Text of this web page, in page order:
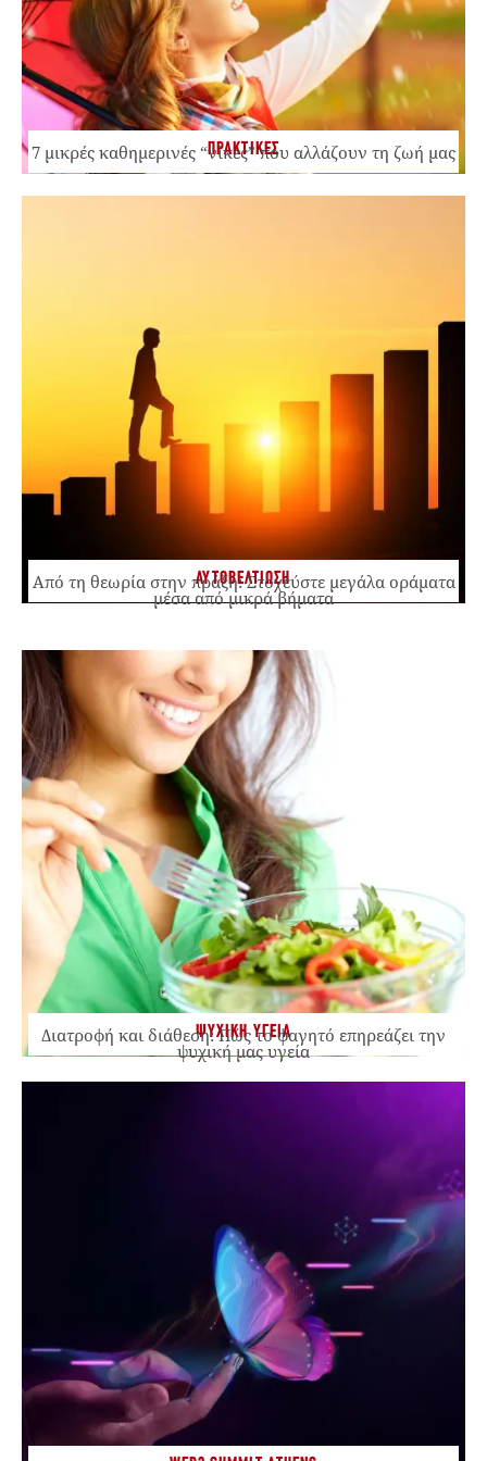
ΠΡΑΚΤΙΚΕΣ
7 μικρές καθημερινές “νίκες” που αλλάζουν τη ζωή μας
ΑΥΤΟΒΕΛΤΙΩΣΗ
Από τη θεωρία στην πράξη: Στοχεύστε μεγάλα οράματα
μέσα από μικρά βήματα
ΨΥΧΙΚΗ ΥΓΕΙΑ
Διατροφή και διάθεση: Πώς το φαγητό επηρεάζει την
ψυχική μας υγεία